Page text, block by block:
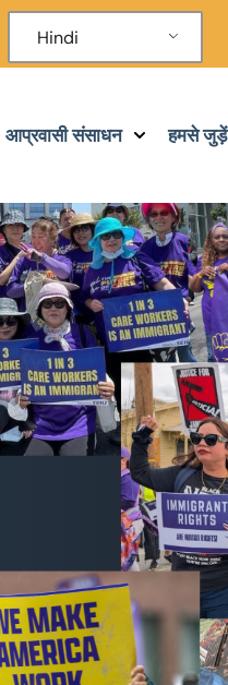
Hindi
आप्रवासी संसाधन हमसे जुड़ें